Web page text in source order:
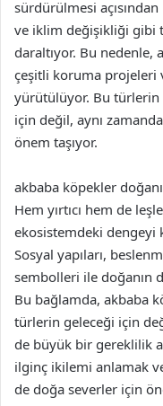
sürdürülmesi
ve iklim değişikliği gibi
daraltıyor. Bu nedenle,
çeşitli koruma projeleri
yürütülüyor. Bu türlerin
için değil, aynı
önem taşıyor.
akbaba köpekler
Hem yırtıcı hem de
ekosistemdeki
Sosyal yapıları,
sembolleri ile doğanın
Bu bağlamda, akbaba
türlerin geleceği için
de büyük bir gereklilik
ilginç ikilemi anlamak
de doğa severler için